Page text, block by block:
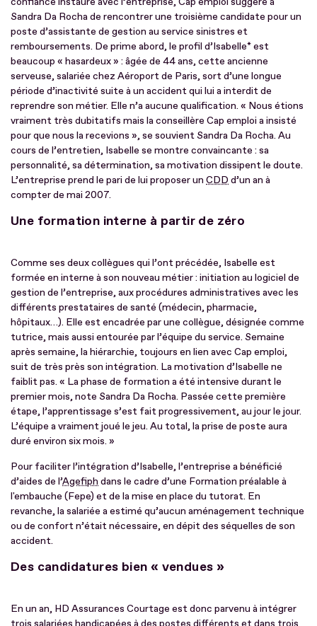
Sandra Da Rocha de rencontrer une troisième candidate pour un
poste d’assistante de gestion au service sinistres et
remboursements. De prime abord, le profil d’Isabelle* est
beaucoup « hasardeux » : âgée de 44 ans, cette ancienne
serveuse, salariée chez Aéroport de Paris, sort d’une longue
période d’inactivité suite à un accident qui lui a interdit de
reprendre son métier. Elle n’a aucune qualification. « Nous étions
vraiment très dubitatifs mais la conseillère Cap emploi a insisté
pour que nous la recevions », se souvient Sandra Da Rocha. Au
cours de l’entretien, Isabelle se montre convaincante : sa
personnalité, sa détermination, sa motivation dissipent le doute.
L’entreprise prend le pari de lui proposer un CDD d’un an à
compter de mai 2007.
Une formation interne à partir de zéro
Comme ses deux collègues qui l’ont précédée, Isabelle est
formée en interne à son nouveau métier : initiation au logiciel de
gestion de l’entreprise, aux procédures administratives avec les
différents prestataires de santé (médecin, pharmacie,
hôpitaux…). Elle est encadrée par une collègue, désignée comme
tutrice, mais aussi entourée par l’équipe du service. Semaine
après semaine, la hiérarchie, toujours en lien avec Cap emploi,
suit de très près son intégration. La motivation d’Isabelle ne
faiblit pas. « La phase de formation a été intensive durant le
premier mois, note Sandra Da Rocha. Passée cette première
étape, l’apprentissage s’est fait progressivement, au jour le jour.
L’équipe a vraiment joué le jeu. Au total, la prise de poste aura
duré environ six mois. »
Pour faciliter l’intégration d’Isabelle, l’entreprise a bénéficié
d’aides de l’Agefiph dans le cadre d’une Formation préalable à
l'embauche (Fepe) et de la mise en place du tutorat. En
revanche, la salariée a estimé qu’aucun aménagement technique
ou de confort n’était nécessaire, en dépit des séquelles de son
accident.
Des candidatures bien « vendues »
En un an, HD Assurances Courtage est donc parvenu à intégrer
trois salariées handicapées à des postes différents et dans trois